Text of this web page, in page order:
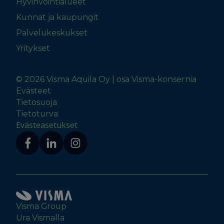
Kunnat ja kaupungit
Palvelukeskukset
Yritykset
© 2026 Visma Aquila Oy | osa Visma-konsernia
Evästeet
Tietosuoja
Tietoturva
Evästeasetukset
Visma Group
Ura Vismalla